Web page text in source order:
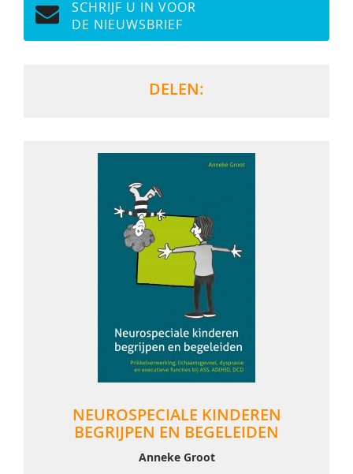
SCHRIJF U IN VOOR
DE NIEUWSBRIEF
DELEN:
NEUROSPECIALE KINDEREN
BEGRIJPEN EN BEGELEIDEN
Anneke Groot